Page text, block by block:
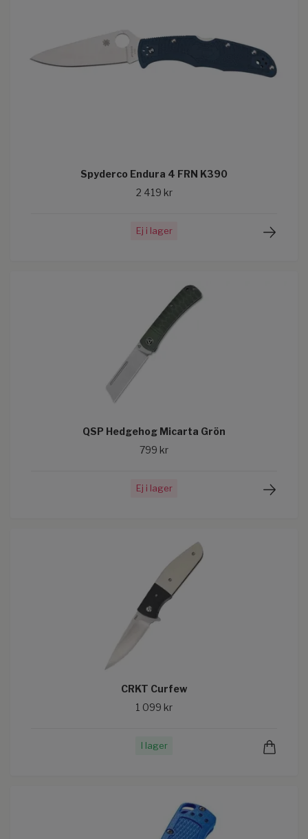
Spyderco Endura 4 FRN K390
2 419 kr
Ej i lager
QSP Hedgehog Micarta Grön
799 kr
Ej i lager
CRKT Curfew
1 099 kr
I lager